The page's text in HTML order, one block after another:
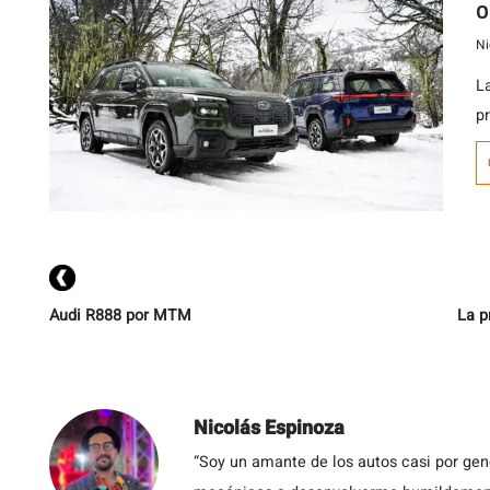
Audi R888 por MTM La
Nicolás Espinoza
“Soy un amante de los autos casi por